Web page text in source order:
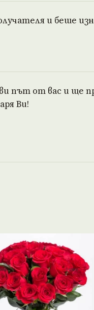
и беше
път от вас и ще
Ви!